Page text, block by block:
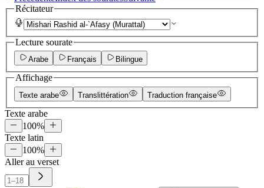
Récitateur
Lecture sourate
Arabe Français Bilingue
Affichage
Texte arabe Translittération Traduction française
Texte arabe
100%
Texte latin
100%
Aller au verset